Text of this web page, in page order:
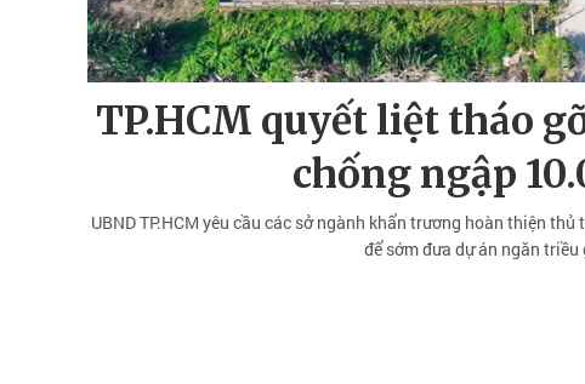
TP.HCM quyết liệt tháo
chống ngập
UBND TP.HCM yêu cầu các sở ngành khẩn trương hoàn thiện
để sớm đưa dự án ngăn